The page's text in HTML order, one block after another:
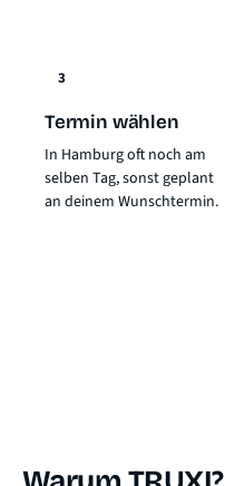
3
Termin wählen
In Hamburg oft noch am
selben Tag, sonst geplant
an deinem Wunschtermin.